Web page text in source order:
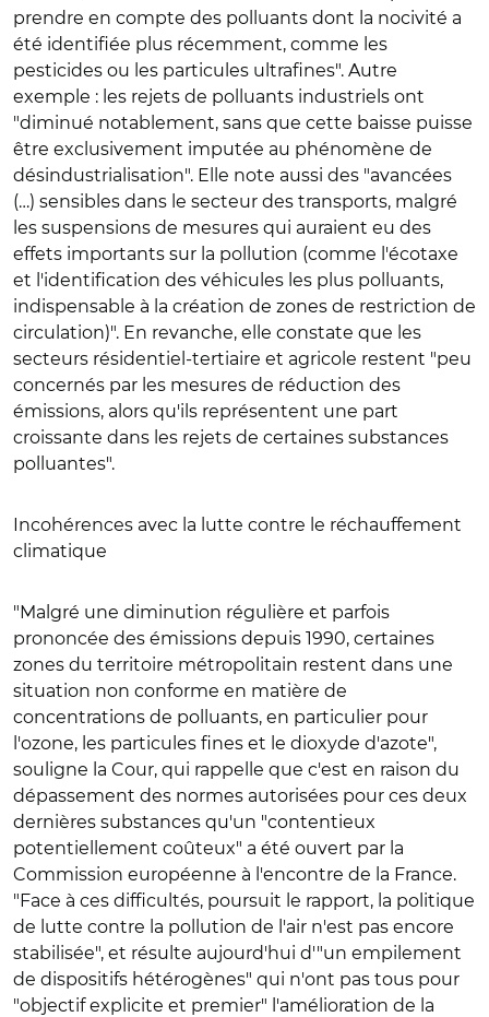
prendre en compte des polluants dont la nocivité a
été identifiée plus récemment, comme les
pesticides ou les particules ultrafines". Autre
exemple : les rejets de polluants industriels ont
"diminué notablement, sans que cette baisse puisse
être exclusivement imputée au phénomène de
désindustrialisation". Elle note aussi des "avancées
(…) sensibles dans le secteur des transports, malgré
les suspensions de mesures qui auraient eu des
effets importants sur la pollution (comme l'écotaxe
et l'identification des véhicules les plus polluants,
indispensable à la création de zones de restriction de
circulation)". En revanche, elle constate que les
secteurs résidentiel-tertiaire et agricole restent "peu
concernés par les mesures de réduction des
émissions, alors qu'ils représentent une part
croissante dans les rejets de certaines substances
polluantes".
Incohérences avec la lutte contre le réchauffement
climatique
"Malgré une diminution régulière et parfois
prononcée des émissions depuis 1990, certaines
zones du territoire métropolitain restent dans une
situation non conforme en matière de
concentrations de polluants, en particulier pour
l'ozone, les particules fines et le dioxyde d'azote",
souligne la Cour, qui rappelle que c'est en raison du
dépassement des normes autorisées pour ces deux
dernières substances qu'un "contentieux
potentiellement coûteux" a été ouvert par la
Commission européenne à l'encontre de la France.
"Face à ces difficultés, poursuit le rapport, la politique
de lutte contre la pollution de l'air n'est pas encore
stabilisée", et résulte aujourd'hui d'"un empilement
de dispositifs hétérogènes" qui n'ont pas tous pour
"objectif explicite et premier" l'amélioration de la